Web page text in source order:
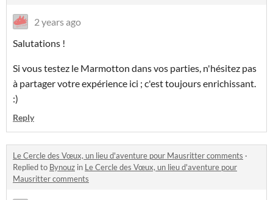
2 years ago
Salutations !
Si vous testez le Marmotton dans vos parties, n'hésitez pas
à partager votre expérience ici ; c'est toujours enrichissant.
:)
Reply
Le Cercle des Vœux, un lieu d'aventure pour Mausritter comments ·
Replied to Bynouz in Le Cercle des Vœux, un lieu d'aventure pour
Mausritter comments